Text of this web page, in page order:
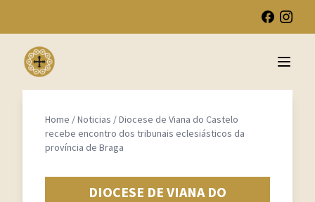
Open
Home /Noticias /Diocese de Viana do Castelo
recebe encontro dos tribunais eclesiásticos da
província de Braga
DIOCESE DE VIANA DO